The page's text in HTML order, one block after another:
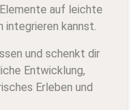
auf leichte
integrieren kannst.
und schenkt dir
Entwicklung,
Erleben und